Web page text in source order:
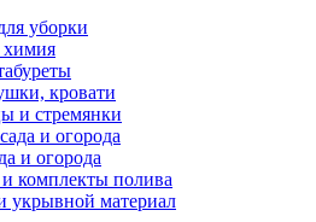
уборки
химия
кровати
и стремянки
и огорода
комплекты полива
укрывной материал